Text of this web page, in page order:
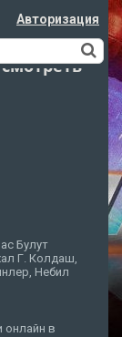
Авторизация
Булут
Г. Колдаш,
Небил
онлайн в